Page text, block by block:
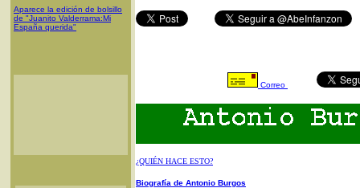
Aparece la edición de bolsillo
de "Juanito Valderrama:Mi
España querida"
Correo
¿QUIÉN HACE ESTO?
Biografía de Antonio Burgos